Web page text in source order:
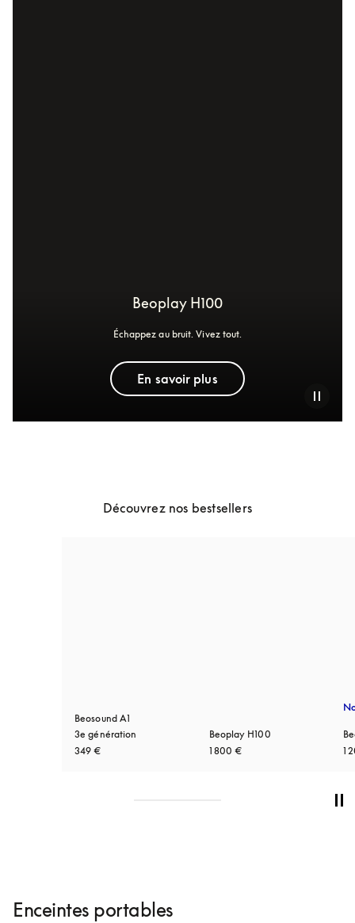
Beoplay H100
Échappez au bruit. Vivez tout.
En savoir plus
Découvrez nos bestsellers
Beosound A1
3e génération
349 €
Beoplay H100
1 800 €
1
Enceintes portables